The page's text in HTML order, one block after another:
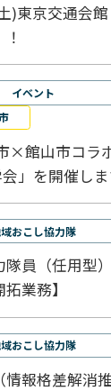
)東京交通会
イベント
×館山市コラ
」を開催しま
おこし協力隊
員（任用型
業務】
おこし協力隊
報格差解消